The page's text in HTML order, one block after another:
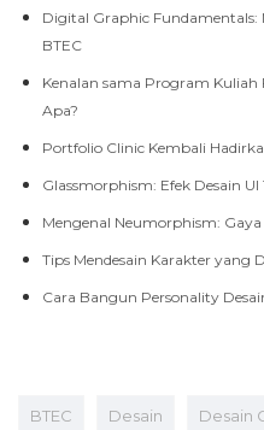
Digital Graphic Fundamentals:
BTEC
Kenalan sama Program Kuliah
Apa?
Portfolio Clinic Kembali
Glassmorphism: Efek Desain
Mengenal Neumorphism:
Tips Mendesain Karakter yang
Cara Bangun Personality
BTEC Desain Desain